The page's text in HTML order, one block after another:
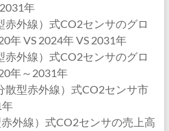
年
赤外線）式CO2センサのグロ
年 VS 2024年 VS 2031年
赤外線）式CO2センサのグロ
年～2031年
散型赤外線）式CO2センサ市
外線）式CO2センサの売上高